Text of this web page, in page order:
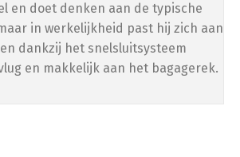
en doet denken aan de typische
in werkelijkheid past hij zich aan
dankzij het snelsluitsysteem
en makkelijk aan het bagagerek.